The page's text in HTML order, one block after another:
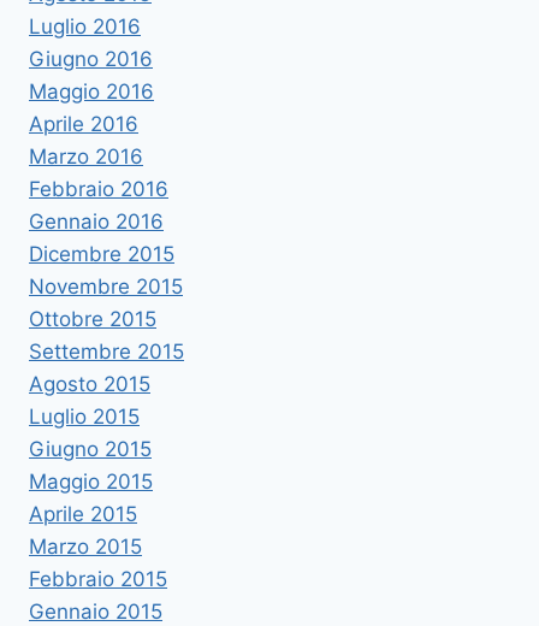
Luglio 2016
Giugno 2016
Maggio 2016
Aprile 2016
Marzo 2016
Febbraio 2016
Gennaio 2016
Dicembre 2015
Novembre 2015
Ottobre 2015
Settembre 2015
Agosto 2015
Luglio 2015
Giugno 2015
Maggio 2015
Aprile 2015
Marzo 2015
Febbraio 2015
Gennaio 2015